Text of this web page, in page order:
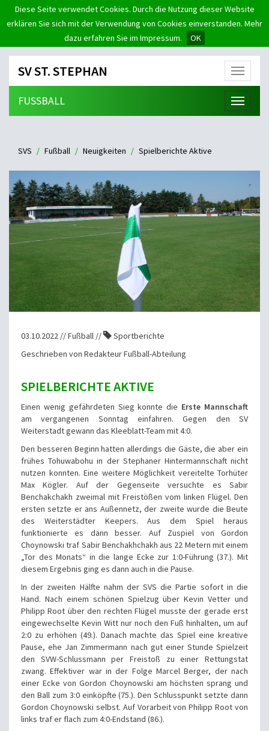
Diese Seite verwendet Cookies. Durch die Nutzung dieser Website
erklären Sie sich mit der Verwendung von Cookies einverstanden. Mehr
dazu erfahren Sie im Impressum.
OK
Menü
SV ST. STEPHAN
Menü
FUSSBALL
SVS Fußball Neuigkeiten Spielberichte Aktive
03.10.2022 // Fußball //
Sportberichte
Geschrieben von Redakteur Fußball-Abteilung
SPIELBERICHTE AKTIVE
Einen wenig gefährdeten Sieg konnte die Erste Mannschaft
am vergangenen Sonntag einfahren. Gegen den SV
Weiterstadt gewann das Kleeblatt-Team mit 4:0.
Den besseren Beginn hatten allerdings die Gäste, die aber ein
frühes Tohuwabohu in der Stephaner Hintermannschaft nicht
nutzen konnten. Eine weitere Möglichkeit vereitelte Torhüter
Max Kögler. Auf der Gegenseite versuchte es Sabir
Benchakchakh zweimal mit Freistößen vom linken Flügel. Den
ersten setzte er ans Außennetz, der zweite wurde die Beute
des Weiterstädter Keepers. Aus dem Spiel heraus
funktionierte es dann besser. Auf Zuspiel von Gordon
Choynowski traf Sabir Benchakhchakh aus 22 Metern mit einem
„Tor des Monats“ in die lange Ecke zur 1:0-Führung (37.). Mit
diesem Ergebnis ging es dann auch in die Pause.
In der zweiten Hälfte nahm der SVS die Partie sofort in die
Hand. Nach einem schönen Spielzug über Kevin Vetter und
Philipp Root über den rechten Flügel musste der gerade erst
eingewechselte Kevin Witt nur noch den Fuß hinhalten, um auf
2:0 zu erhöhen (49.). Danach machte das Spiel eine kreative
Pause, ehe Jan Zimmermann nach gut einer Stunde Spielzeit
den SVW-Schlussmann per Freistoß zu einer Rettungstat
zwang. Effektiver war in der Folge Marcel Berger, der nach
einer Ecke von Gordon Choynowski am höchsten sprang und
den Ball zum 3:0 einköpfte (75.). Den Schlusspunkt setzte dann
Gordon Choynowski selbst. Auf Vorarbeit von Philipp Root von
links traf er flach zum 4:0-Endstand (86.).